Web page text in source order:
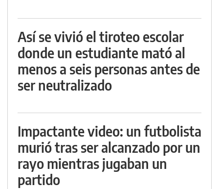
Así se vivió el tiroteo escolar
donde un estudiante mató al
menos a seis personas antes de
ser neutralizado
Impactante video: un futbolista
murió tras ser alcanzado por un
rayo mientras jugaban un
partido